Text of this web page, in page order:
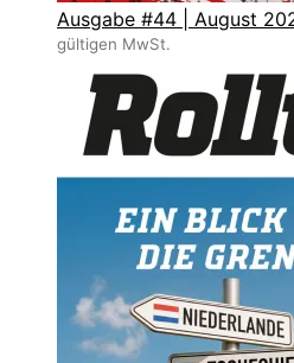
Ausgabe #44 | August
gültigen MwSt.